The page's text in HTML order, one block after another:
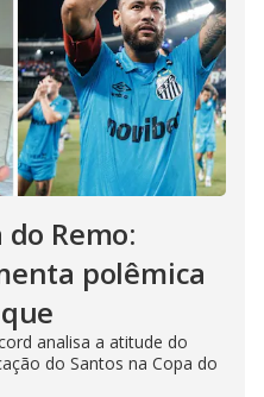
Remo:
polêmica
analisa a atitude do
do Santos na Copa do